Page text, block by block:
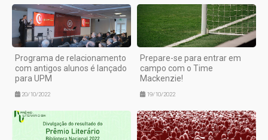
Programa de relacionamento
com antigos alunos é lançado
para UPM
20/10/2022
Prepare-se para entrar em
campo com o Time
Mackenzie!
19/10/2022